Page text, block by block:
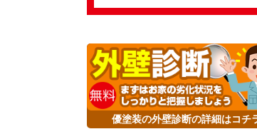
優塗装の外壁診断の詳細はコチ